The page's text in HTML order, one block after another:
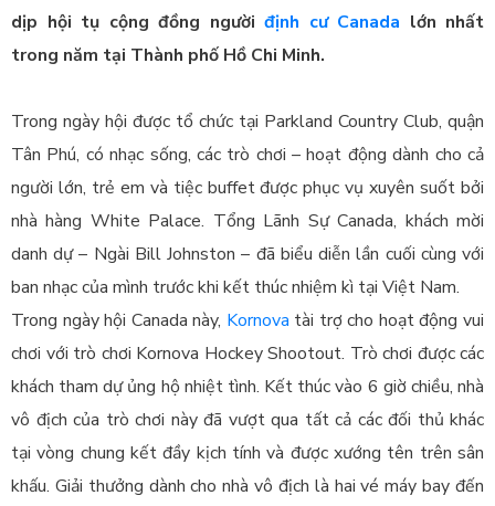
dịp hội tụ cộng đồng người định cư Canada lớn nhất
trong năm tại Thành phố Hồ Chi Minh.
Trong ngày hội được tổ chức tại Parkland Country Club, quận
Tân Phú, có nhạc sống, các trò chơi – hoạt động dành cho cả
người lớn, trẻ em và tiệc buffet được phục vụ xuyên suốt bởi
nhà hàng White Palace. Tổng Lãnh Sự Canada, khách mời
danh dự – Ngài Bill Johnston – đã biểu diễn lần cuối cùng với
ban nhạc của mình trước khi kết thúc nhiệm kì tại Việt Nam.
Trong ngày hội Canada này, Kornova tài trợ cho hoạt động vui
chơi với trò chơi Kornova Hockey Shootout. Trò chơi được các
khách tham dự ủng hộ nhiệt tình. Kết thúc vào 6 giờ chiều, nhà
vô địch của trò chơi này đã vượt qua tất cả các đối thủ khác
tại vòng chung kết đầy kịch tính và được xướng tên trên sân
khấu. Giải thưởng dành cho nhà vô địch là hai vé máy bay đến